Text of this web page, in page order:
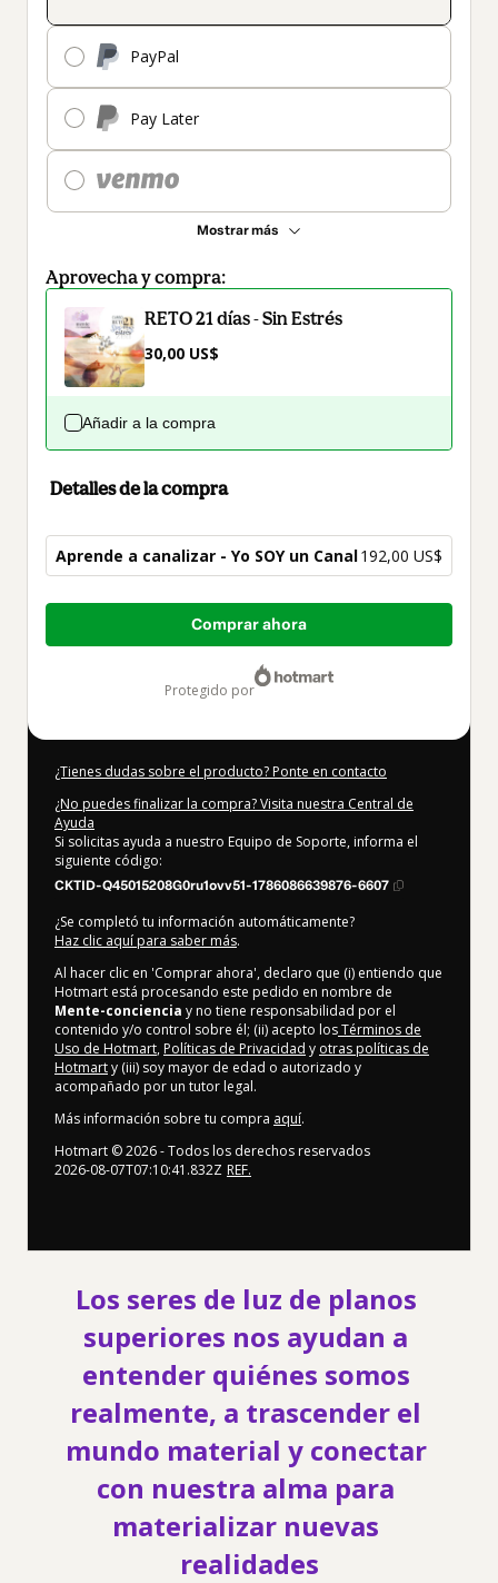
PayPal
Pay Later
Mostrar más
Aprovecha y compra:
RETO 21 días - Sin Estrés
30,00 US$
Añadir a la compra
Detalles de la compra
Aprende a canalizar - Yo SOY un Canal192,00 US$
Total
Comprar ahora
protegido por
¿Tienes dudas sobre el producto? Ponte en contacto
¿No puedes finalizar la compra? Visita nuestra Central de
Ayuda
Si solicitas ayuda a nuestro Equipo de Soporte, informa el
siguiente código:
CKTID-Q45015208G0ru1ovv51-1786086639876-6607
¿Se completó tu información automáticamente?
Haz clic aquí para saber más.
Al hacer clic en 'Comprar ahora', declaro que (i) entiendo que
Hotmart está procesando este pedido en nombre de
Mente-conciencia y no tiene responsabilidad por el
contenido y/o control sobre él; (ii) acepto losTérminos de
Uso de Hotmart, Políticas de Privacidad y otras políticas de
Hotmarty (iii) soy mayor de edad o autorizado y
acompañado por un tutor legal.
Más información sobre tu compra aquí.
Hotmart ©2026- Todos los derechos reservados
2026-08-07T07:10:41.832Z REF.
Los seres de luz de planos
superiores nos ayudan a
entender quiénes somos
realmente, a trascender el
mundo material y conectar
con nuestra alma para
materializar nuevas
realidades